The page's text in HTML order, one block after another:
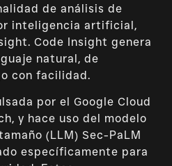
de análisis de
inteligencia artificial,
Code Insight genera
natural, de
con facilidad.
por el Google Cloud
y hace uso del modelo
(LLM) Sec-PaLM
específicamente para